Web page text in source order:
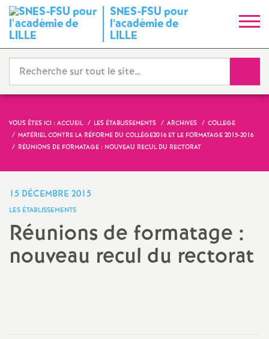
SNES-FSU pour
l’académie de
LILLE
y
n
d
i
c
t
N
VOUS ÊTES ICI : ACCUEIL LES ÉTABLISSEMENTS ARCHIVES
COLLEGE
MATÉRIEL CONTRE LA RÉFORME DU COLLÈGE2016 ET LE FORMATAGE 2015-2016
RÉUNIONS DE FORMATAGE : NOUVEAU RECUL DU RECTORAT
15 DÉCEMBRE 2015
LES ÉTABLISSEMENTS
Réunions de formatage :
nouveau recul du rectorat